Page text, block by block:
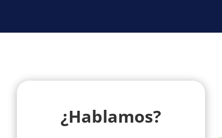
¿Hablamos?